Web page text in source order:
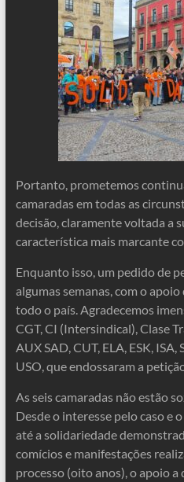
Portanto, prometemos
camaradas em todas as
decisão, claramente voltada a
característica mais marcante
Enquanto isso, um pedido de
algumas semanas, com o
todo o país. Agradecemos
CGT, CI (Intersindical), Clase
AUX SAD, CUT, ELA, ESK, ISA,
USO, que endossaram a
As seis camaradas não estão
Desde o interesse pelo caso e
até a solidariedade
comícios e manifestações
processo (oito anos), o apoio